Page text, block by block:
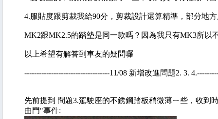
4.服貼度跟剪裁我給90分，剪裁設計還算精準，部分地
MK2跟MK2.5的踏墊是同一款嗎？因為我只有MK3所以
以上希望有解答到車友的疑問囉
-----------------------------------11/08 新增改進問題2. 3.
先前提到 問題3.駕駛座的不銹鋼踏板稍微薄ㄧ些，收到
曲門"事件: